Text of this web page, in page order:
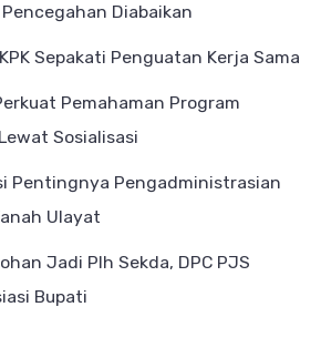
Diabaikan
Sepakati Penguatan Kerja Sama
Pemahaman Program
Sosialisasi
Pentingnya Pengadministrasian
Ulayat
Jadi Plh Sekda, DPC PJS
Bupati